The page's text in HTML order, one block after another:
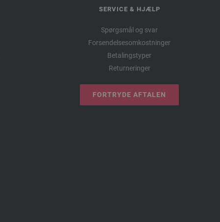
SERVICE & HJÆLP
Spørgsmål og svar
Forsendelsesomkostninger
Betalingstyper
Returneringer
FORTRYDE AFTALEN